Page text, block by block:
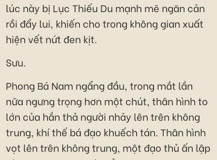
lúc này bị Lục Thiếu Du mạnh mẽ ngăn cản
rồi đẩy lui, khiến cho trong không gian xuất
hiện vết nứt đen kịt.
Sưu.
Phong Bá Nam ngẩng đầu, trong mắt lần
nữa ngưng trọng hơn một chút, thân hình to
lớn của hắn thả người nhảy lên trên không
trung, khí thế bá đạo khuếch tán. Thân hình
vọt lên trên không trung, một đạo thủ ấn lập